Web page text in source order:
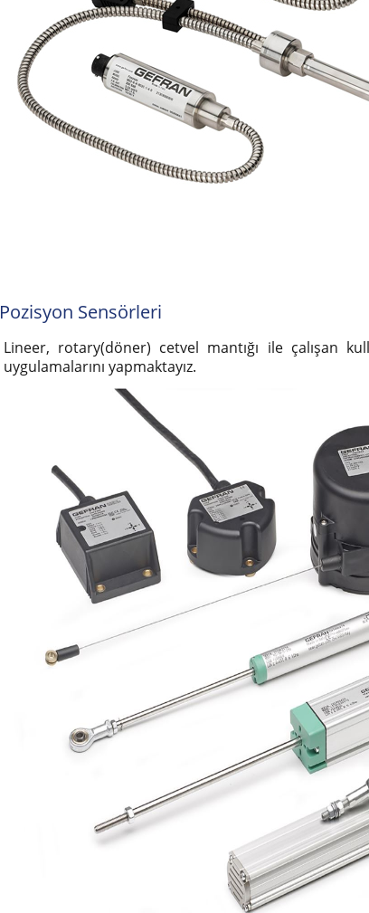
Pozisyon Sensörleri
Lineer, rotary(döner) cetvel mantığı ile çalışan
uygulamalarını yapmaktayız.